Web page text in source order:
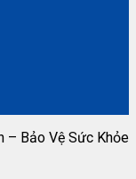
– Bảo Vệ Sức Khỏe